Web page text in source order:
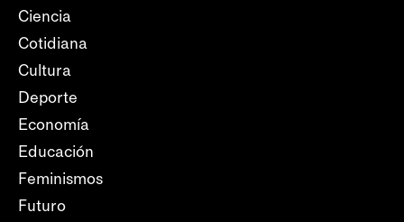
Ciencia
Cotidiana
Cultura
Deporte
Economía
Educación
Feminismos
Futuro